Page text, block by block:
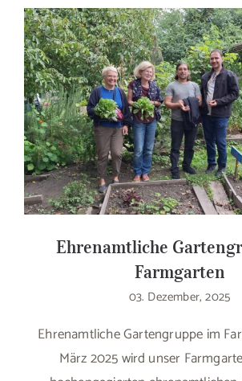
Ehrenamtliche
Farmgarten
03. Dezember, 2025
Ehrenamtliche Gartengruppe im
März 2025 wird unser